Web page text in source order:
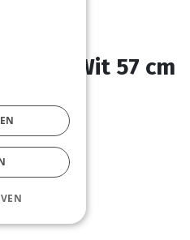
Wit 57 cm
gr